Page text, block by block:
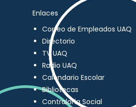
Enlaces
Correo de Empleados UAQ
Directorio
TV UAQ
Radio UAQ
Calendario Escolar
Bibliotecas
Contraloría Social